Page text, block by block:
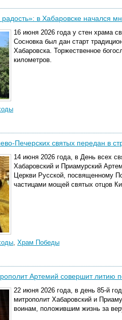
в Хабаровске начался
16 июня 2026 года у стен храма
Сосновка был дан старт
Хабаровска. Торжественное
километров.
Печерских святых передан в
14 июня 2026 года, в День всех
Хабаровский и Приамурский
Церкви Русской, посвященному
частицами мощей святых отцов
, Храм Победы
Артемий совершит литию
22 июня 2026 года, в день 85-й
митрополит Хабаровский и
воинам, положившим жизнь за